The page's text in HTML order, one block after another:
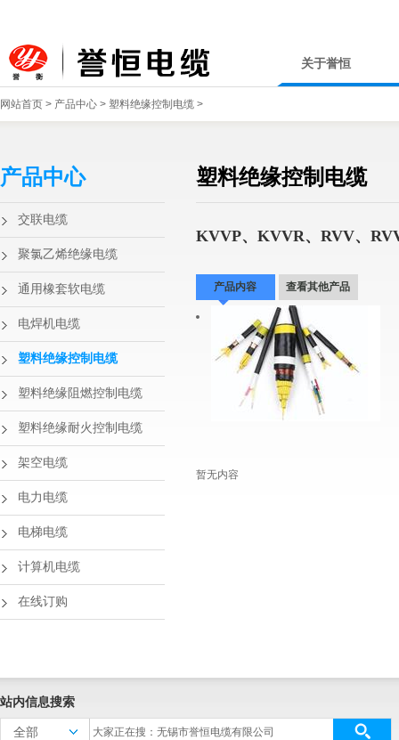
关于誉恒
网站首页 > 产品中心 > 塑料绝缘控制电缆 >
产品中心
交联电缆
聚氯乙烯绝缘电缆
通用橡套软电缆
电焊机电缆
塑料绝缘控制电缆
塑料绝缘阻燃控制电缆
塑料绝缘耐火控制电缆
架空电缆
电力电缆
电梯电缆
计算机电缆
在线订购
塑料绝缘控制电缆
KVVP、KVVR、RVV、
产品内容 查看其他产品
暂无内容
站内信息搜索
全部